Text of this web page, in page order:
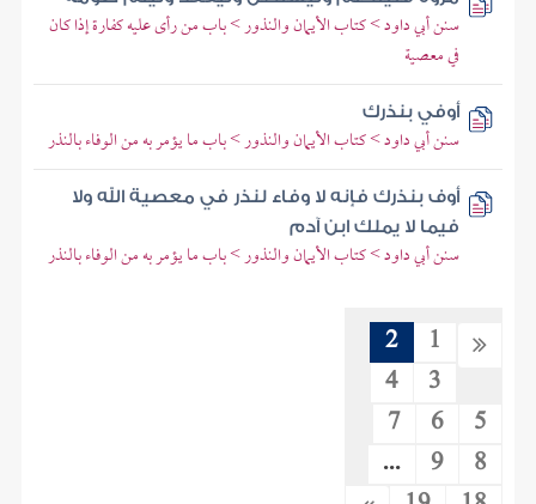
سنن أبي داود > كتاب الأيمان والنذور > باب من رأى عليه كفارة إذا كان
في معصية
أوفي بنذرك
سنن أبي داود > كتاب الأيمان والنذور > باب ما يؤمر به من الوفاء بالنذر
أوف بنذرك فإنه لا وفاء لنذر في معصية الله ولا
فيما لا يملك ابن آدم
سنن أبي داود > كتاب الأيمان والنذور > باب ما يؤمر به من الوفاء بالنذر
1
2
3
4
5
6
7
8
9
...